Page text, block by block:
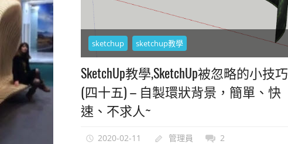
sketchup sketchup教學
SketchUp教學,SketchUp被忽略的小技巧
(四十五) – 自製環狀背景，簡單、快
速、不求人~
2020-02-11 管理員 2